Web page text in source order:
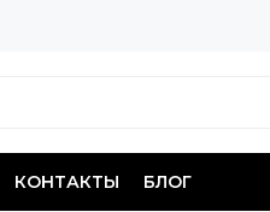
КОНТАКТЫ БЛОГ